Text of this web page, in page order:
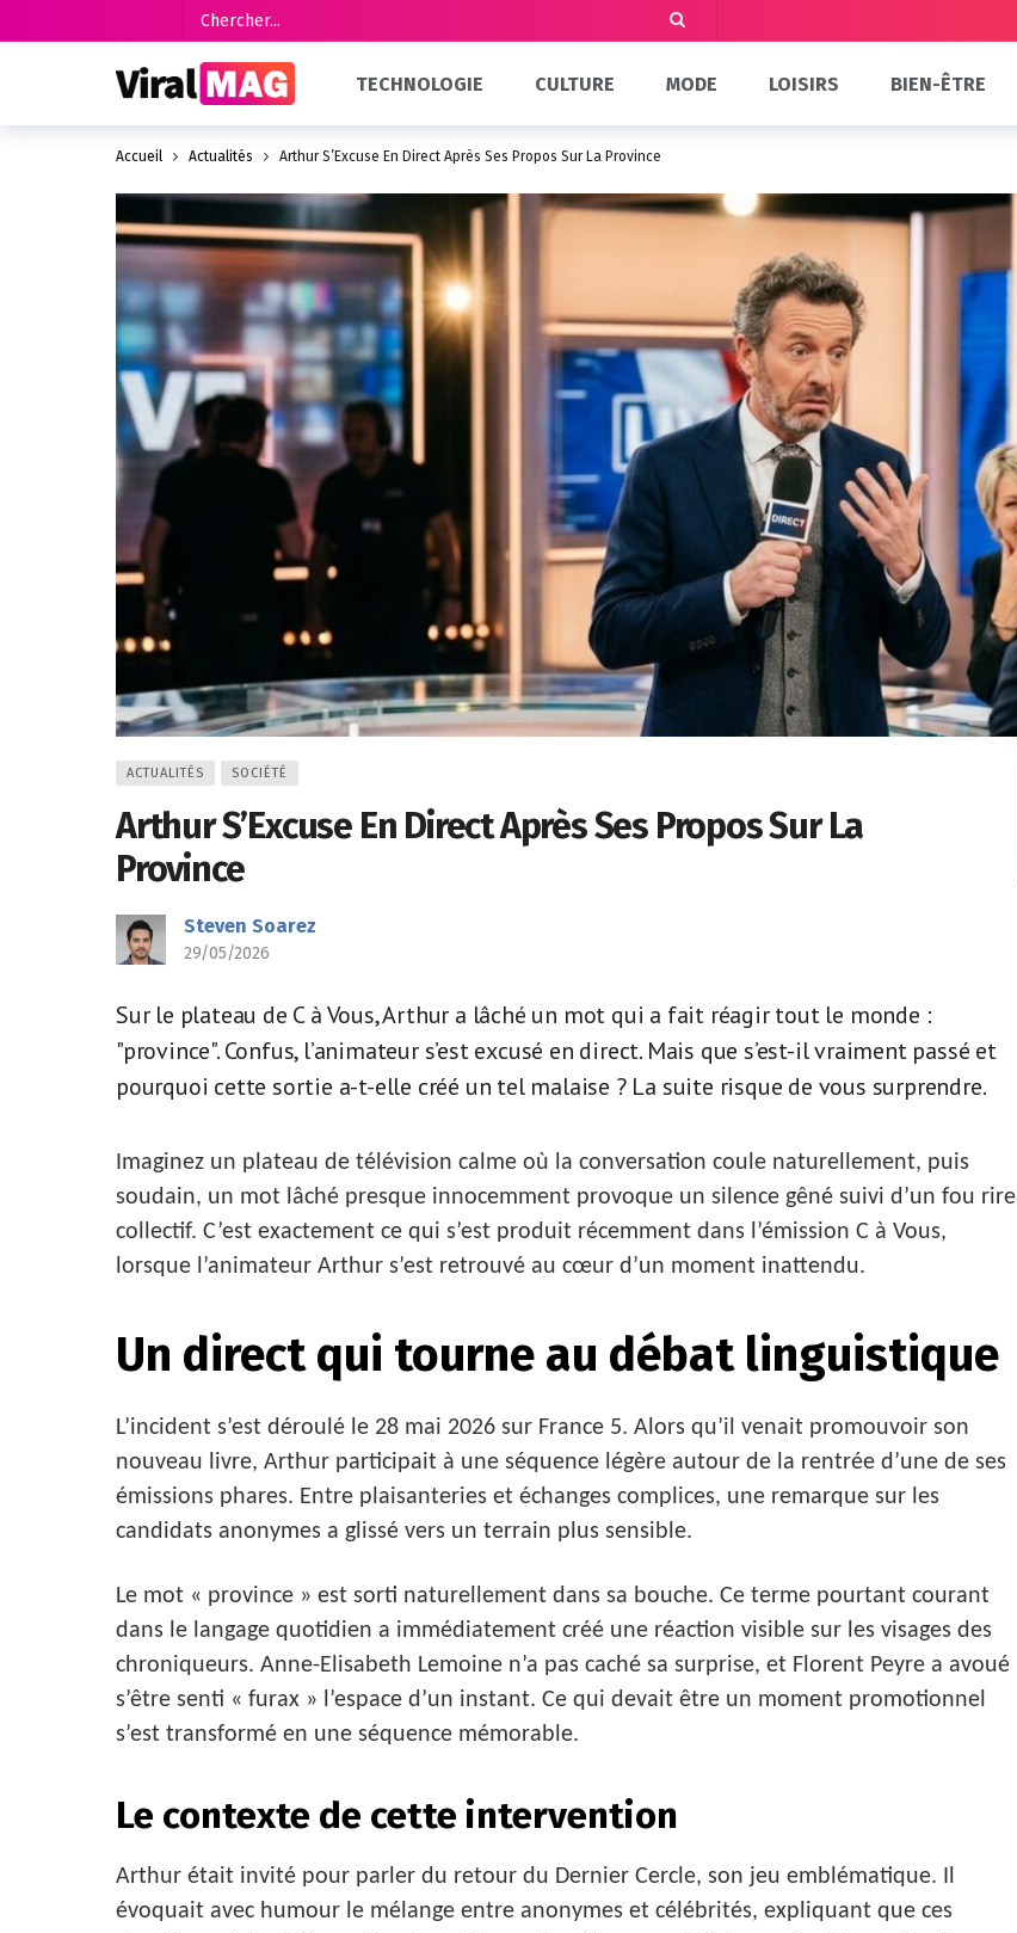
TECHNOLOGIE CULTURE MODE LOISIRS BIEN-ÊTRE
Accueil Actualités Arthur S’Excuse En Direct Après Ses Propos Sur La Province
ACTUALITÉS SOCIÉTÉ
Arthur S’Excuse En Direct Après Ses Propos Sur La
Province
Steven Soarez
29/05/2026
Sur le plateau de C à Vous, Arthur a lâché un mot qui a fait réagir tout le monde :
"province". Confus, l’animateur s’est excusé en direct. Mais que s’est-il vraiment passé et
pourquoi cette sortie a-t-elle créé un tel malaise ? La suite risque de vous surprendre.
Imaginez un plateau de télévision calme où la conversation coule naturellement, puis
soudain, un mot lâché presque innocemment provoque un silence gêné suivi d’un fou rire
collectif. C’est exactement ce qui s’est produit récemment dans l’émission C à Vous,
lorsque l’animateur Arthur s’est retrouvé au cœur d’un moment inattendu.
Un direct qui tourne au débat linguistique
L’incident s’est déroulé le 28 mai 2026 sur France 5. Alors qu’il venait promouvoir son
nouveau livre, Arthur participait à une séquence légère autour de la rentrée d’une de ses
émissions phares. Entre plaisanteries et échanges complices, une remarque sur les
candidats anonymes a glissé vers un terrain plus sensible.
Le mot « province » est sorti naturellement dans sa bouche. Ce terme pourtant courant
dans le langage quotidien a immédiatement créé une réaction visible sur les visages des
chroniqueurs. Anne-Elisabeth Lemoine n’a pas caché sa surprise, et Florent Peyre a avoué
s’être senti « furax » l’espace d’un instant. Ce qui devait être un moment promotionnel
s’est transformé en une séquence mémorable.
Le contexte de cette intervention
Arthur était invité pour parler du retour du Dernier Cercle, son jeu emblématique. Il
évoquait avec humour le mélange entre anonymes et célébrités, expliquant que ces